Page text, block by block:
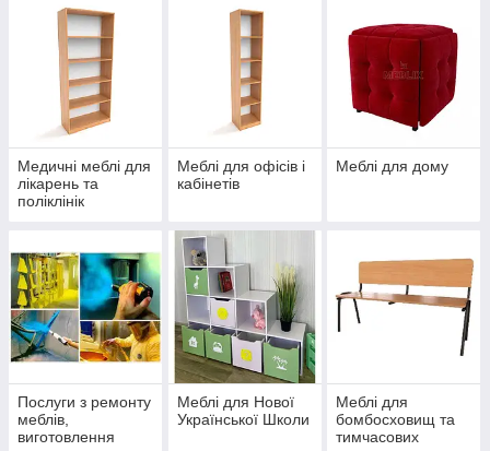
Медичні меблі для
лікарень та
поліклінік
Меблі для офісів і
кабінетів
Меблі для дому
Послуги з ремонту
меблів,
виготовлення
Меблі для Нової
Української Школи
Меблі для
бомбосховищ та
тимчасових